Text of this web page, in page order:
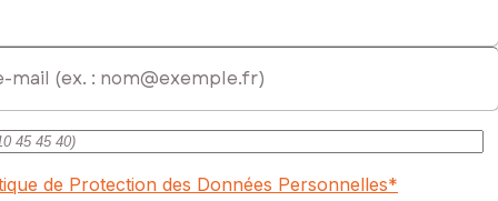
de Protection des Données Personnelles*